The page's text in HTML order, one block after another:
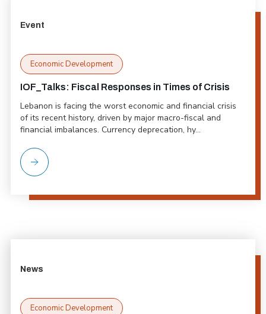
Event
Economic Development
IOF_Talks: Fiscal Responses in Times of Crisis
Lebanon is facing the worst economic and financial crisis
of its recent history, driven by major macro-fiscal and
financial imbalances. Currency deprecation, hy...
News
Economic Development